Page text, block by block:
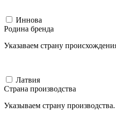
Иннова
Родина бренда
Указаваем страну
Латвия
Страна производства
Указываем страну производства.